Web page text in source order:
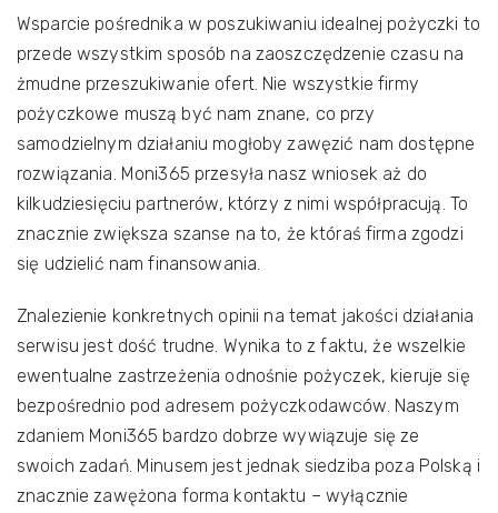
Wsparcie pośrednika w poszukiwaniu idealnej pożyczki to
przede wszystkim sposób na zaoszczędzenie czasu na
żmudne przeszukiwanie ofert. Nie wszystkie firmy
pożyczkowe muszą być nam znane, co przy
samodzielnym działaniu mogłoby zawęzić nam dostępne
rozwiązania. Moni365 przesyła nasz wniosek aż do
kilkudziesięciu partnerów, którzy z nimi współpracują. To
znacznie zwiększa szanse na to, że któraś firma zgodzi
się udzielić nam finansowania.
Znalezienie konkretnych opinii na temat jakości działania
serwisu jest dość trudne. Wynika to z faktu, że wszelkie
ewentualne zastrzeżenia odnośnie pożyczek, kieruje się
bezpośrednio pod adresem pożyczkodawców. Naszym
zdaniem Moni365 bardzo dobrze wywiązuje się ze
swoich zadań. Minusem jest jednak siedziba poza Polską i
znacznie zawężona forma kontaktu – wyłącznie